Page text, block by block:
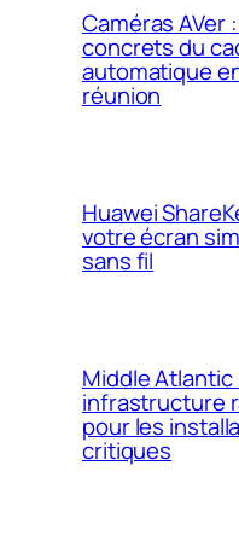
Caméras AVer
concrets du
automatique
réunion
Huawei
votre écran
sans fil
Middle Atlantic
infrastructure
pour les
critiques